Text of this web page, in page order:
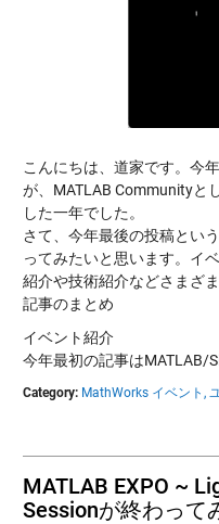
こんにちは、道家です。今
が、MATLAB Communityと
した一年でした。
さて、今年最後の投稿とい
ってみたいと思います。イ
紹介や技術紹介などさまざ
記事のまとめ
イベント紹介
今年最初の記事はMATLAB/
Category: MathWorks イベント,
MATLAB EXPO ~
Sessionが終わって